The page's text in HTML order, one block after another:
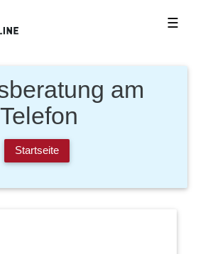
☰
am
Telefon
Startseite